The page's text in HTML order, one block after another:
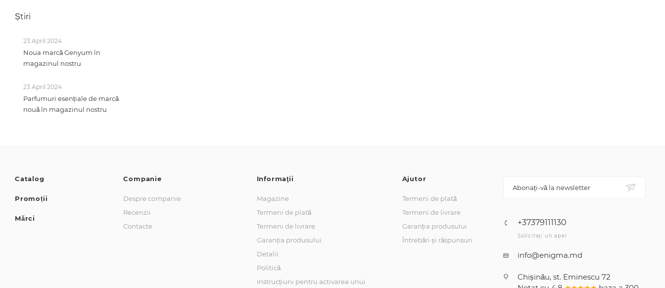
Știri
23 April 2024
Noua marcă Genyum în
magazinul nostru
23 April 2024
Parfumuri esențiale de marcă
nouă în magazinul nostru
Catalog
Promoții
Mărci
Companie
Despre companie
Recenzii
Contacte
Informaţii
Magazine
Termeni de plată
Termeni de livrare
Garanția produsului
Detalii
Politică
Instrucțiuni pentru activarea unui
Ajutor
Termeni de plată
Termeni de livrare
Garanția produsului
Întrebări și răspunsuri
Abonați-vă la newsletter
+37379111130
Solicitați un apel
info@enigma.md
Chișinău, st. Eminescu 72